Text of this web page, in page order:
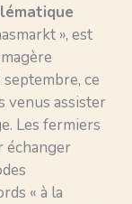
», est
septembre, ce
venus assister
Les fermiers
échanger
« à la